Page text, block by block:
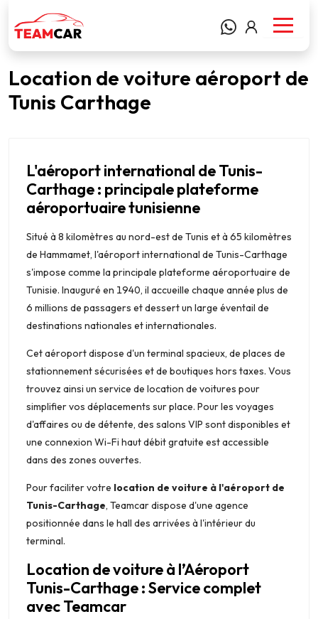
Location de voiture aéroport de
Tunis Carthage
L'aéroport international de Tunis-
Carthage : principale plateforme
aéroportuaire tunisienne
Situé à 8 kilomètres au nord-est de Tunis et à 65 kilomètres
de Hammamet, l'aéroport international de Tunis-Carthage
s'impose comme la principale plateforme aéroportuaire de
Tunisie. Inauguré en 1940, il accueille chaque année plus de
6 millions de passagers et dessert un large éventail de
destinations nationales et internationales.
Cet aéroport dispose d'un terminal spacieux, de places de
stationnement sécurisées et de boutiques hors taxes. Vous
trouvez ainsi un service de location de voitures pour
simplifier vos déplacements sur place. Pour les voyages
d'affaires ou de détente, des salons VIP sont disponibles et
une connexion Wi-Fi haut débit gratuite est accessible
dans des zones ouvertes.
Pour faciliter votre location de voiture à l'aéroport de
Tunis-Carthage, Teamcar dispose d'une agence
positionnée dans le hall des arrivées à l'intérieur du
terminal.
Location de voiture à l’Aéroport
Tunis-Carthage : Service complet
avec Teamcar